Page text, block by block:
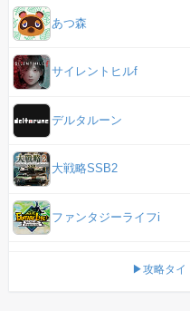
あつ森
サイレントヒルf
デルタルーン
大戦略SSB2
ファンタジーライフi
▶攻略タイ